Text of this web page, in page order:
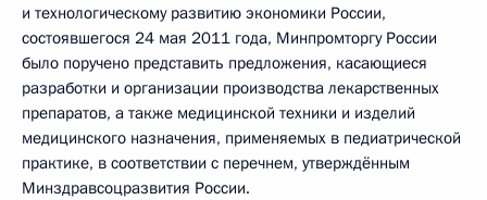
и технологическому развитию экономики России,
состоявшегося 24 мая 2011 года, Минпромторгу России
было поручено представить предложения, касающиеся
разработки и организации производства лекарственных
препаратов, а также медицинской техники и изделий
медицинского назначения, применяемых в педиатрической
практике, в соответствии с перечнем, утверждённым
Минздравсоцразвития России.